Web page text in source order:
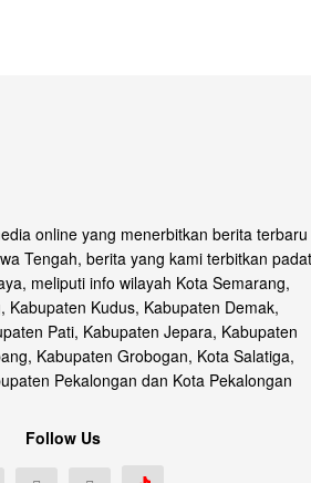
online yang menerbitkan berita terbaru
Tengah, berita yang kami terbitkan padat
meliputi info wilayah Kota Semarang,
Kabupaten Kudus, Kabupaten Demak,
Pati, Kabupaten Jepara, Kabupaten
Kabupaten Grobogan, Kota Salatiga,
Pekalongan dan Kota Pekalongan
Follow Us